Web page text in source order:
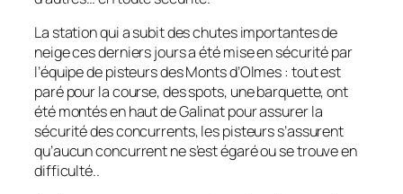
La station qui a subit des chutes importantes de
neige ces derniers jours a été mise en sécurité par
l’équipe de pisteurs des Monts d’Olmes : tout est
paré pour la course, des spots, une barquette, ont
été montés en haut de Galinat pour assurer la
sécurité des concurrents, les pisteurs s’assurent
qu’aucun concurrent ne s’est égaré ou se trouve en
difficulté..